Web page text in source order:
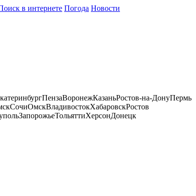
в интернете Погода Новости
ПензаВоронежКазаньРостов-на-ДонуПермь
СочиОмскВладивостокХабаровскРостов
ЗапорожьеТольяттиХерсонДонецк